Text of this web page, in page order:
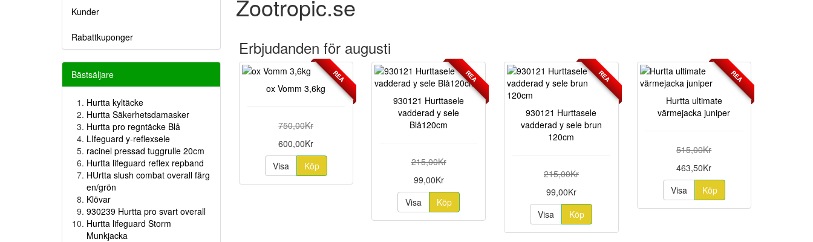
Zootropic.se
Erbjudanden för augusti
REA
ox Vomm 3,6kg
750,00Kr
600,00Kr
Visa
Köp
REA
930121 Hurttasele
vadderad y sele
Blå120cm
215,00Kr
99,00Kr
Visa
Köp
REA
930121 Hurttasele
vadderad y sele brun
120cm
215,00Kr
99,00Kr
Visa
Köp
REA
Hurtta ultimate
värmejacka juniper
515,00Kr
463,50Kr
Visa
Köp
Kunder
Rabattkuponger
Bästsäljare
Hurtta kyltäcke
Hurtta Säkerhetsdamasker
Hurtta pro regntäcke Blå
LIfeguard y-reflexsele
racinel pressad tuggrulle 20cm
Hurtta lifeguard reflex repband
HUrtta slush combat overall färg
en/grön
Klövar
930239 Hurtta pro svart overall
Hurtta lifeguard Storm
Munkjacka